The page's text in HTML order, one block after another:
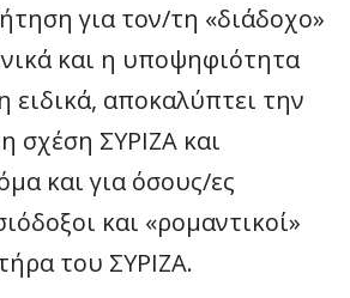
για τον/τη «διάδοχο»
και η υποψηφιότητα
ειδικά, αποκαλύπτει την
σχέση ΣΥΡΙΖΑ και
και για όσους/ες
και «ρομαντικοί»
του ΣΥΡΙΖΑ.